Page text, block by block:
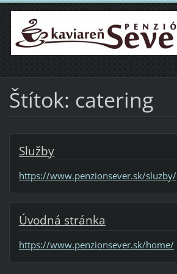
Štítok: catering
Služby
https://www.penzionsever.sk/sluzby/
Úvodná stránka
https://www.penzionsever.sk/home/